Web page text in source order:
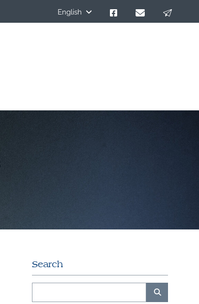
English
Search